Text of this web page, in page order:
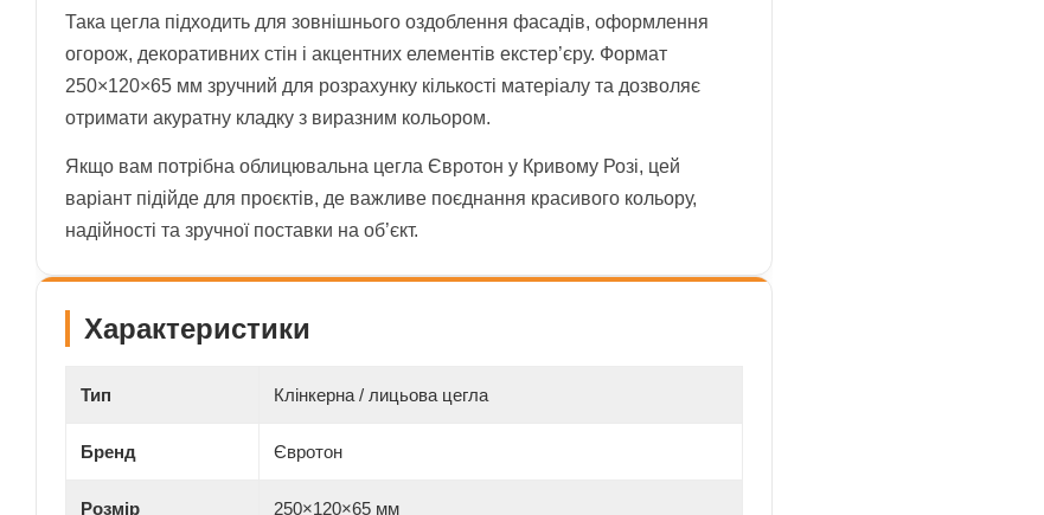
Така цегла підходить для зовнішнього оздоблення фасадів, оформлення
огорож, декоративних стін і акцентних елементів екстер’єру. Формат
250×120×65 мм зручний для розрахунку кількості матеріалу та дозволяє
отримати акуратну кладку з виразним кольором.
Якщо вам потрібна облицювальна цегла Євротон у Кривому Розі, цей
варіант підійде для проєктів, де важливе поєднання красивого кольору,
надійності та зручної поставки на об’єкт.
Характеристики
Тип Клінкерна / лицьова цегла
Бренд Євротон
Розмір 250×120×65 мм